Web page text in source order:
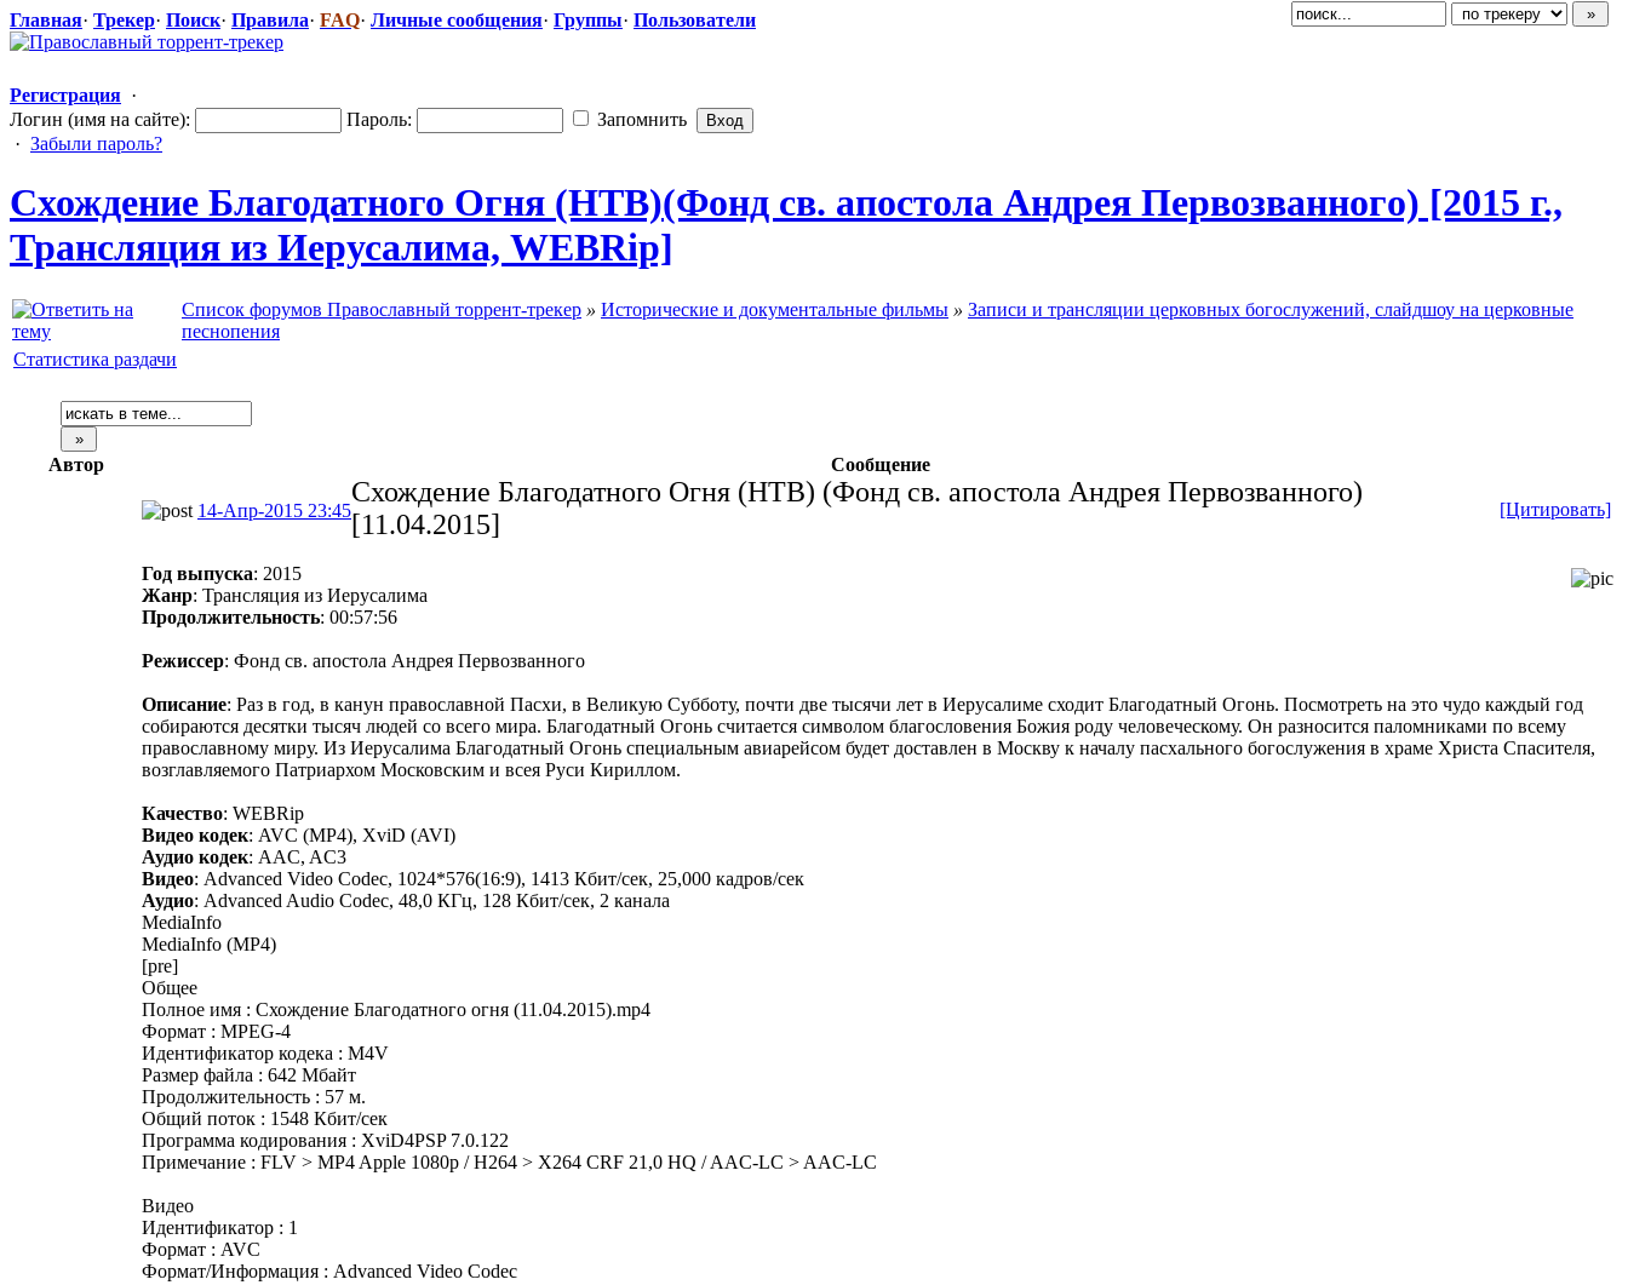
Главная· Трекер· Поиск· Правила· FAQ· Личные сообщения· Группы· Пользователи
Регистрация ·
Логин (имя на сайте):
Пароль:
Запомнить
· Забыли пароль?
Схождение Благодатного ​ Огня (НТВ)(Фонд св. апостола Андрея Первозванног​о) [2015 г.,
Трансляция из Иерусалима, WEBRip]
Список форумов Православный торрент-трекер » Исторические и документальные фильмы » Записи и трансляции церковных богослужений, слайдшоу на церковные
песнопения
Статистика раздачи
Автор Сообщение
14-Апр-2015 23:45 [Цитировать]
Схождение Благодатного Огня (НТВ) (Фонд св. апостола Андрея Первозванного)
[11.04.2015]
Год выпуска: 2015
Жанр: Трансляция из Иерусалима
Продолжительность: 00:57:56
Режиссер: Фонд св. апостола Андрея Первозванного
Описание: Раз в год, в канун православной Пасхи, в Великую Субботу, почти две тысячи лет в Иерусалиме сходит Благодатный Огонь. Посмотреть на это чудо каждый год
собираются десятки тысяч людей со всего мира. Благодатный Огонь считается символом благословения Божия роду человеческому. Он разносится паломниками по всему
православному миру. Из Иерусалима Благодатный Огонь специальным авиарейсом будет доставлен в Москву к началу пасхального богослужения в храме Христа Спасителя,
возглавляемого Патриархом Московским и всея Руси Кириллом.
Качество: WEBRip
Видео кодек: AVC (MP4), XviD (AVI)
Аудио кодек: AAC, AC3
Видео: Advanced Video Codec, 1024*576(16:9), 1413 Кбит/сек, 25,000 кадров/сек
Аудио: Advanced Audio Codec, 48,0 КГц, 128 Кбит/сек, 2 канала
MediaInfo
MediaInfo (MP4)
[pre]
Общее
Полное имя : Схождение Благодатного огня (11.04.2015).mp4
Формат : MPEG-4
Идентификатор кодека : M4V
Размер файла : 642 Мбайт
Продолжительность : 57 м.
Общий поток : 1548 Кбит/сек
Программа кодирования : XviD4PSP 7.0.122
Примечание : FLV > MP4 Apple 1080p / H264 > X264 CRF 21,0 HQ / AAC-LC > AAC-LC
Видео
Идентификатор : 1
Формат : AVC
Формат/Информация : Advanced Video Codec